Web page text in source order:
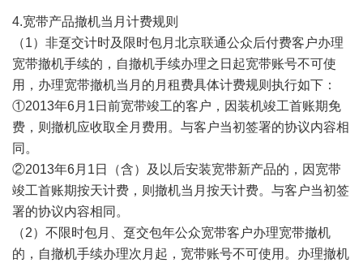
4.宽带产品撤机当月计费规则
（1）非趸交计时及限时包月北京联通公众后付费客户办理
宽带撤机手续的，自撤机手续办理之日起宽带账号不可使
用，办理宽带撤机当月的月租费具体计费规则执行如下：
①2013年6月1日前宽带竣工的客户，因装机竣工首账期免
费，则撤机应收取全月费用。与客户当初签署的协议内容相
同。
②2013年6月1日（含）及以后安装宽带新产品的，因宽带
竣工首账期按天计费，则撤机当月按天计费。与客户当初签
署的协议内容相同。
（2）不限时包月、趸交包年公众宽带客户办理宽带撤机
的，自撤机手续办理次月起，宽带账号不可使用。办理撤机